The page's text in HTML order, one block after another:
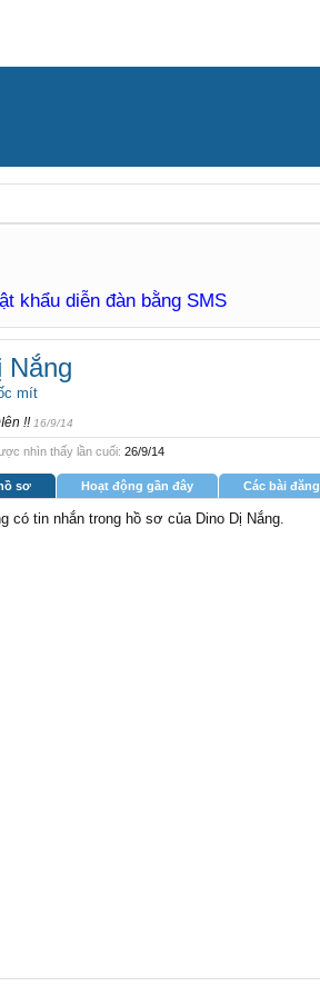
khẩu diễn đàn bằng SMS
Nắng
mít
!!16/9/14
nhìn thấy lần cuối: 26/9/14
sơ Hoạt động gần đây Các bài đăng
có tin nhắn trong hồ sơ của Dino Dị Nắng.